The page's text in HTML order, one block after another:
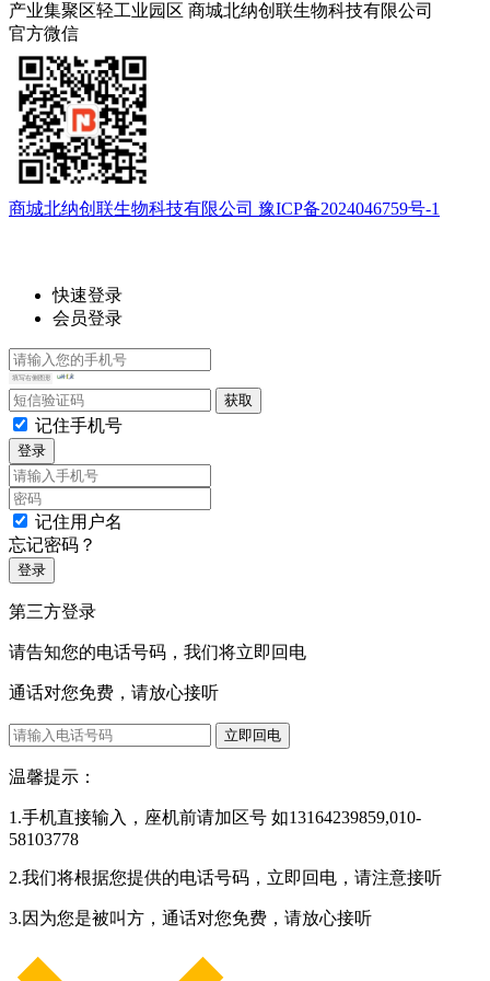
产业集聚区轻工业园区 商城北纳创联生物科技有限公司
官方微信
商城北纳创联生物科技有限公司 豫ICP备2024046759号-1
快速登录
会员登录
记住手机号
登录
记住用户名
忘记密码？
登录
第三方登录
请告知您的电话号码，我们将立即回电
通话对您免费，请放心接听
立即回电
温馨提示：
1.手机直接输入，座机前请加区号 如13164239859,010-
58103778
2.我们将根据您提供的电话号码，立即回电，请注意接听
3.因为您是被叫方，通话对您免费，请放心接听